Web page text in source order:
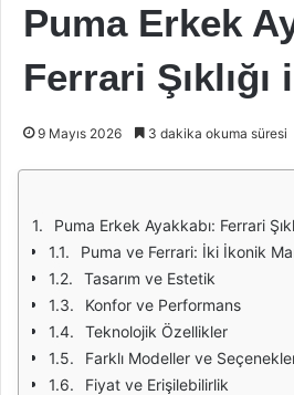
Puma Erkek
Ferrari Şıklığı
9 Mayıs 2026 3 dakika okuma süresi
Puma Erkek Ayakkabı: Ferrari
Puma ve Ferrari: İki İkonik
Tasarım ve Estetik
Konfor ve Performans
Teknolojik Özellikler
Farklı Modeller ve
Fiyat ve Erişilebilirlik